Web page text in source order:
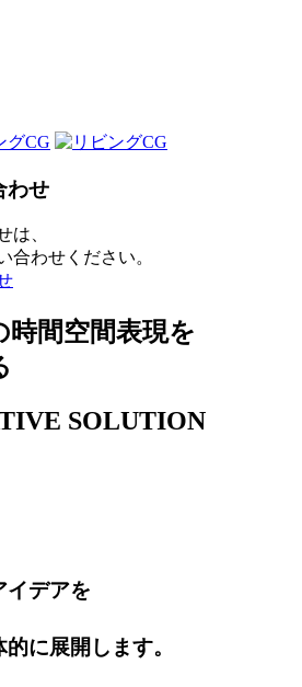
わせ
は、
合わせください。
間空間表現を
SOLUTION
イデアを
に展開します。